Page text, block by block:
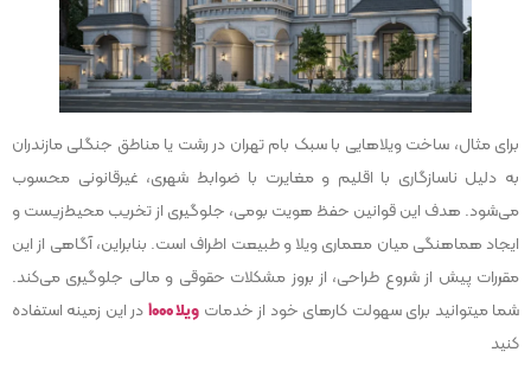
برای مثال، ساخت ویلاهایی با سبک بام تهران در رشت یا مناطق جنگلی مازندران
به دلیل ناسازگاری با اقلیم و مغایرت با ضوابط شهری، غیرقانونی محسوب
می‌شود. هدف این قوانین حفظ هویت بومی، جلوگیری از تخریب محیط‌زیست و
ایجاد هماهنگی میان معماری ویلا و طبیعت اطراف است. بنابراین، آگاهی از این
مقررات پیش از شروع طراحی، از بروز مشکلات حقوقی و مالی جلوگیری می‌کند.
شما میتوانید برای سهولت کارهای خود از خدمات ویلا 1000
در این زمینه استفاده
کنید